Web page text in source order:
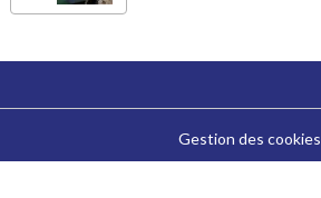
Gestion des cookies